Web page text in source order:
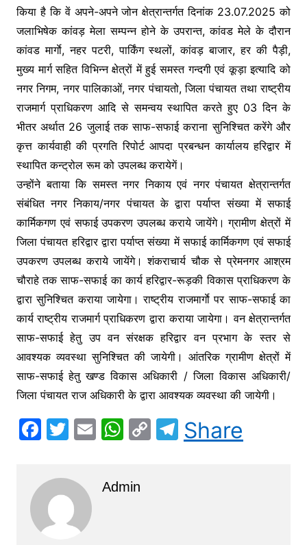
किया है कि वें अपने-अपने जोन क्षेत्रान्तर्गत दिनांक 23.07.2025 को
जलाभिषेक कांवड़ मेला सम्पन्न होने के उपरान्त, कांवड मेले के दौरान
कांवड मार्गाे, नहर पटरी, पार्किंग स्थलों, कांवड़ बाजार, हर की पैड़ी,
मुख्य मार्ग सहित विभिन्न क्षेत्रों में हुई समस्त गन्दगी एवं कूड़ा इत्यादि को
नगर निगम, नगर पालिकाओं, नगर पंचायतो, जिला पंचायत तथा राष्ट्रीय
राजमार्ग प्राधिकरण आदि से समन्वय स्थापित करते हुए 03 दिन के
भीतर अर्थात 26 जुलाई तक साफ-सफाई कराना सुनिश्चित करेंगे और
कृत्त कार्यवाही की प्रगति रिपोर्ट आपदा प्रबन्धन कार्यालय हरिद्वार में
स्थापित कन्ट्रोल रूम को उपलब्ध करायेगें।
उन्होंने बताया कि समस्त नगर निकाय एवं नगर पंचायत क्षेत्रान्तर्गत
संबंधित नगर निकाय/नगर पंचायत के द्वारा पर्याप्त संख्या में सफाई
कार्मिकगण एवं सफाई उपकरण उपलब्ध कराये जायेंगे। ग्रामीण क्षेत्रों में
जिला पंचायत हरिद्वार द्वारा पर्याप्त संख्या में सफाई कार्मिकगण एवं सफाई
उपकरण उपलब्ध कराये जायेंगे। शंकराचार्य चौक से प्रेमनगर आश्रम
चौराहे तक साफ-सफाई का कार्य हरिद्वार-रूड़की विकास प्राधिकरण के
द्वारा सुनिश्चित कराया जायेगा। राष्ट्रीय राजमार्गाे पर साफ-सफाई का
कार्य राष्ट्रीय राजमार्ग प्राधिकरण द्वारा कराया जायेगा। वन क्षेत्रान्तर्गत
साफ-सफाई हेतु उप वन संरक्षक हरिद्वार वन प्रभाग के स्तर से
आवश्यक व्यवस्था सुनिश्चित की जायेगी। आंतरिक ग्रामीण क्षेत्रों में
साफ-सफाई हेतु खण्ड विकास अधिकारी / जिला विकास अधिकारी/
जिला पंचायत राज अधिकारी के द्वारा आवश्यक व्यवस्था की जायेगी।
F
c
e
b
o
T
itt
er
E W
s
C T
el
Share
Admin